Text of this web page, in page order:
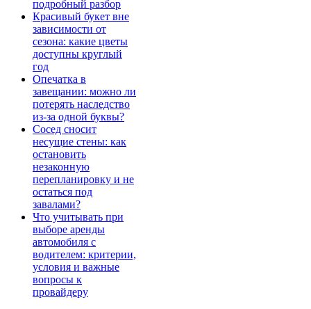
подробный разбор
Красивый букет вне
зависимости от
сезона: какие цветы
доступны круглый
год
Опечатка в
завещании: можно ли
потерять наследство
из-за одной буквы?
Сосед сносит
несущие стены: как
остановить
незаконную
перепланировку и не
остаться под
завалами?
Что учитывать при
выборе аренды
автомобиля с
водителем: критерии,
условия и важные
вопросы к
провайдеру